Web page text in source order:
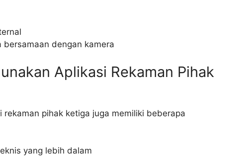
bersamaan dengan kamera
Aplikasi Rekaman Pihak
rekaman pihak ketiga juga memiliki beberapa
yang lebih dalam